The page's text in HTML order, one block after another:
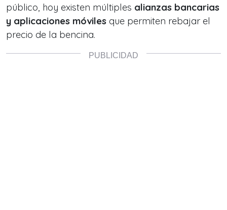
público, hoy existen múltiples alianzas bancarias
y aplicaciones móviles que permiten rebajar el
precio de la bencina.